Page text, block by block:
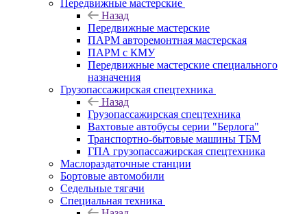
Передвижные мастерские
Назад
Передвижные мастерские
ПАРМ авторемонтная мастерская
ПАРМ с КМУ
Передвижные мастерские специального
назначения
Грузопассажирская спецтехника
Назад
Грузопассажирская спецтехника
Вахтовые автобусы серии "Берлога"
Транспортно-бытовые машины ТБМ
ГПА грузопассажирская спецтехника
Маслораздаточные станции
Бортовые автомобили
Седельные тягачи
Специальная техника